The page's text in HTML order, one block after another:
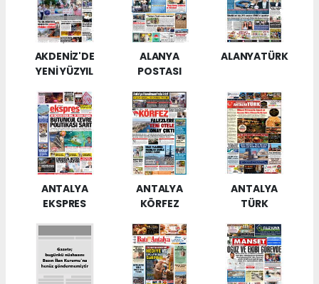
AKDENİZ'DE
YENİ YÜZYIL
ALANYA
POSTASI
ALANYATÜRK
ANTALYA
EKSPRES
ANTALYA
KÖRFEZ
ANTALYA
TÜRK